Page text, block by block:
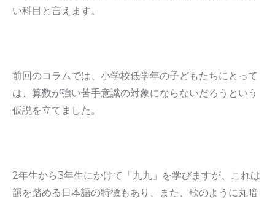
い科目と言えます。
前回のコラムでは、小学校低学年の子どもたちにとって
は、算数が強い苦手意識の対象にならないだろうという
仮説を立てました。
2年生から3年生にかけて「九九」を学びますが、これは
韻を踏める日本語の特徴もあり、また、歌のように丸暗